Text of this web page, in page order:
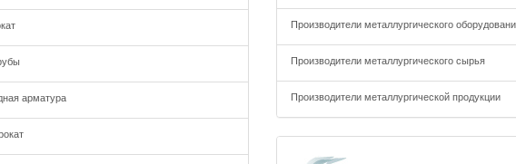
арматура
Производители металлургического
Производители металлургического сырья
Производители металлургической продукции